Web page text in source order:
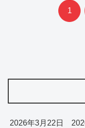
1
2026年3月22日